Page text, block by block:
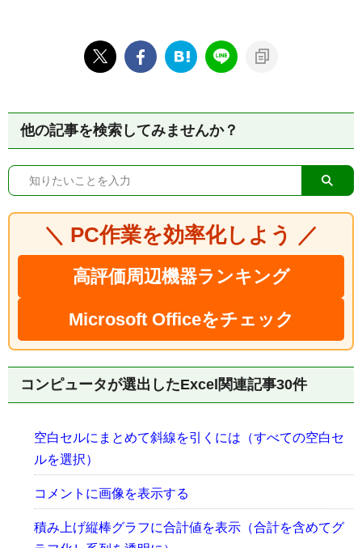
他の記事を検索してみませんか？
＼ PC作業を効率化しよう ／
高評価周辺機器ランキング
Microsoft Officeをチェック
コンピュータが選出したExcel関連記事30件
空白セルにまとめて斜線を引くには（すべての空白セ
ルを選択）
コメントに画像を表示する
積み上げ縦棒グラフに合計値を表示（合計を含めてグ